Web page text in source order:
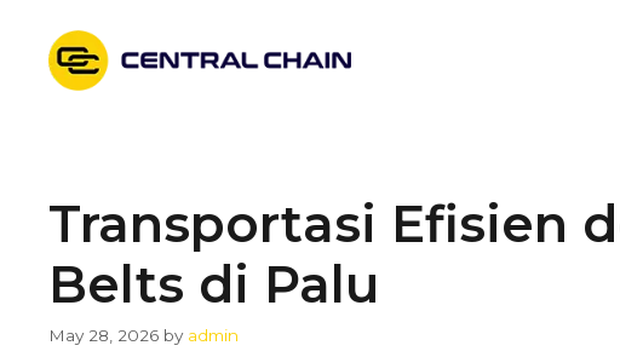
content
Transportasi Efisien
Belts di Palu
May 28, 2026 by admin